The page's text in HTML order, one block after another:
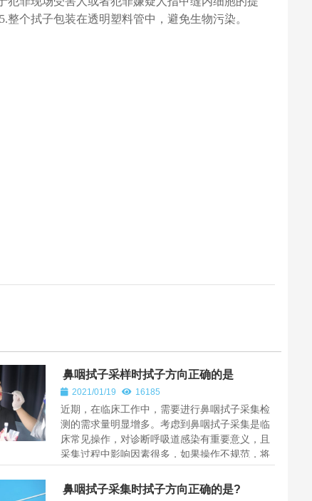
个拭子包装在透明塑料管中，避免生物污染。
鼻咽拭子采样时拭子方向正确的是
2021/01/19 16185
近期，在临床工作中，需要进行鼻咽拭子采集检
测的需求量明显增多。考虑到鼻咽拭子采集是临
床常见操作，对诊断呼吸道感染有重要意义，且
采集过程中影响因素很多，如果操作不规范，将
直接影响检测结果，甚至导致临...
鼻咽拭子采集时拭子方向正确的是?